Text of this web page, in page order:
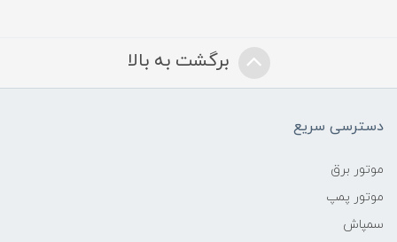
برگشت به بالا
دسترسی سریع
موتور برق
موتور پمپ
سمپاش